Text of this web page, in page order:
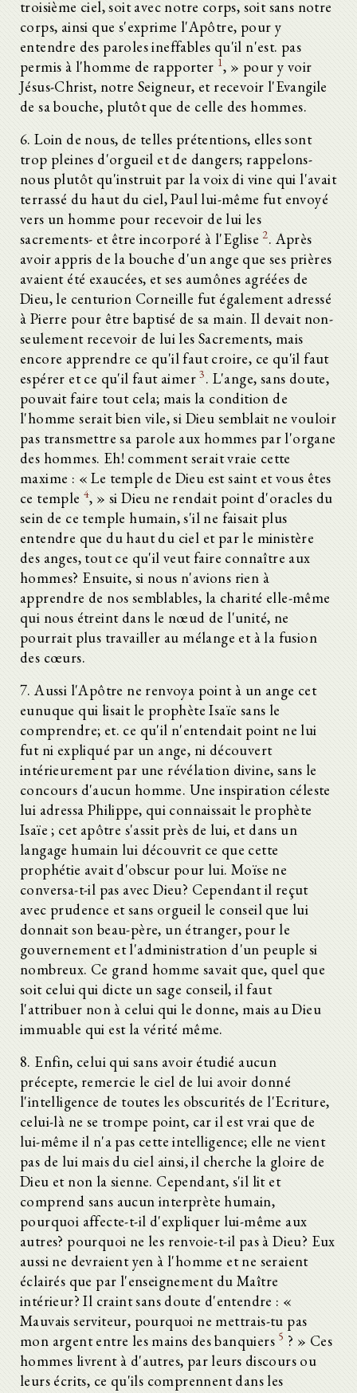
troisième ciel, soit avec notre corps, soit sans notre
corps, ainsi que s'exprime l'Apôtre, pour y
entendre des paroles ineffables qu'il n'est. pas
permis à l'homme de rapporter 1, » pour y voir
Jésus-Christ, notre Seigneur, et recevoir l'Evangile
de sa bouche, plutôt que de celle des hommes.
6. Loin de nous, de telles prétentions, elles sont
trop pleines d'orgueil et de dangers; rappelons-
nous plutôt qu'instruit par la voix di vine qui l'avait
terrassé du haut du ciel, Paul lui-même fut envoyé
vers un homme pour recevoir de lui les
sacrements- et être incorporé à l'Eglise 2. Après
avoir appris de la bouche d'un ange que ses prières
avaient été exaucées, et ses aumônes agréées de
Dieu, le centurion Corneille fut également adressé
à Pierre pour être baptisé de sa main. Il devait non-
seulement recevoir de lui les Sacrements, mais
encore apprendre ce qu'il faut croire, ce qu'il faut
espérer et ce qu'il faut aimer3. L'ange, sans doute,
pouvait faire tout cela; mais la condition de
l'homme serait bien vile, si Dieu semblait ne vouloir
pas transmettre sa parole aux hommes par l'organe
des hommes. Eh! comment serait vraie cette
maxime : « Le temple de Dieu est saint et vous êtes
ce temple4, » si Dieu ne rendait point d'oracles du
sein de ce temple humain, s'il ne faisait plus
entendre que du haut du ciel et par le ministère
des anges, tout ce qu'il veut faire connaître aux
hommes? Ensuite, si nous n'avions rien à
apprendre de nos semblables, la charité elle-même
qui nous étreint dans le nœud de l'unité, ne
pourrait plus travailler au mélange et à la fusion
des cœurs.
7. Aussi l'Apôtre ne renvoya point à un ange cet
eunuque qui lisait le prophète Isaïe sans le
comprendre; et. ce qu'il n'entendait point ne lui
fut ni expliqué par un ange, ni découvert
intérieurement par une révélation divine, sans le
concours d'aucun homme. Une inspiration céleste
lui adressa Philippe, qui connaissait le prophète
Isaïe ; cet apôtre s'assit près de lui, et dans un
langage humain lui découvrit ce que cette
prophétie avait d'obscur pour lui. Moïse ne
conversa-t-il pas avec Dieu? Cependant il reçut
avec prudence et sans orgueil le conseil que lui
donnait son beau-père, un étranger, pour le
gouvernement et l'administration d'un peuple si
nombreux. Ce grand homme savait que, quel que
soit celui qui dicte un sage conseil, il faut
l'attribuer non à celui qui le donne, mais au Dieu
immuable qui est la vérité même.
8. Enfin, celui qui sans avoir étudié aucun
précepte, remercie le ciel de lui avoir donné
l'intelligence de toutes les obscurités de l'Ecriture,
celui-là ne se trompe point, car il est vrai que de
lui-même il n'a pas cette intelligence; elle ne vient
pas de lui mais du ciel ainsi, il cherche la gloire de
Dieu et non la sienne. Cependant, s'il lit et
comprend sans aucun interprète humain,
pourquoi affecte-t-il d'expliquer lui-même aux
autres? pourquoi ne les renvoie-t-il pas à Dieu? Eux
aussi ne devraient yen à l'homme et ne seraient
éclairés que par l'enseignement du Maître
intérieur? Il craint sans doute d'entendre : «
Mauvais serviteur, pourquoi ne mettrais-tu pas
mon argent entre les mains des banquiers 5 ? » Ces
hommes livrent à d'autres, par leurs discours ou
leurs écrits, ce qu'ils comprennent dans les